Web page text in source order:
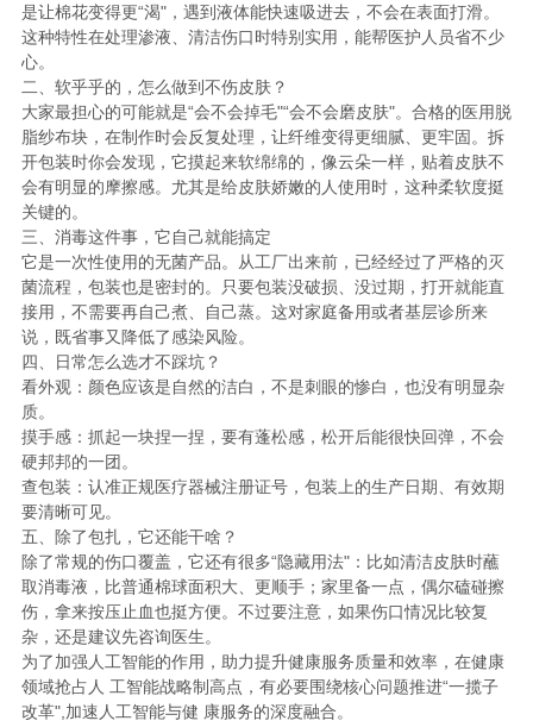
是让棉花变得更“渴"，遇到液体能快速吸进去，不会在表面打滑。
这种特性在处理渗液、清洁伤口时特别实用，能帮医护人员省不少
心。
二、软乎乎的，怎么做到不伤皮肤？
大家最担心的可能就是“会不会掉毛"“会不会磨皮肤"。合格的医用脱
脂纱布块，在制作时会反复处理，让纤维变得更细腻、更牢固。拆
开包装时你会发现，它摸起来软绵绵的，像云朵一样，贴着皮肤不
会有明显的摩擦感。尤其是给皮肤娇嫩的人使用时，这种柔软度挺
关键的。
三、消毒这件事，它自己就能搞定
它是一次性使用的无菌产品。从工厂出来前，已经经过了严格的灭
菌流程，包装也是密封的。只要包装没破损、没过期，打开就能直
接用，不需要再自己煮、自己蒸。这对家庭备用或者基层诊所来
说，既省事又降低了感染风险。
四、日常怎么选才不踩坑？
看外观：颜色应该是自然的洁白，不是刺眼的惨白，也没有明显杂
质。
摸手感：抓起一块捏一捏，要有蓬松感，松开后能很快回弹，不会
硬邦邦的一团。
查包装：认准正规医疗器械注册证号，包装上的生产日期、有效期
要清晰可见。
五、除了包扎，它还能干啥？
除了常规的伤口覆盖，它还有很多“隐藏用法"：比如清洁皮肤时蘸
取消毒液，比普通棉球面积大、更顺手；家里备一点，偶尔磕碰擦
伤，拿来按压止血也挺方便。不过要注意，如果伤口情况比较复
杂，还是建议先咨询医生。
为了加强人工智能的作用，助力提升健康服务质量和效率，在健康
领域抢占人 工智能战略制高点，有必要围绕核心问题推进“一揽子
改革",加速人工智能与健 康服务的深度融合。